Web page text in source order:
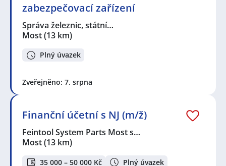
zabezpečovací zařízení
Správa železnic, státní…
Most(13 km)
Plný úvazek
Zveřejněno: 7. srpna
Finanční účetní s NJ (m/ž)
Feintool System Parts Most s…
Most(13 km)
35 000 – 50 000 Kč
Plný úvazek